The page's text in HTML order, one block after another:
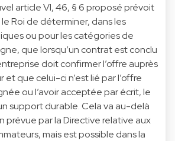
article VI, 46, § 6 proposé prévoit
Roi de déterminer, dans les
ou pour les catégories de
que lorsqu’un contrat est conclu
doit confirmer l’offre auprès
que celui-ci n’est lié par l’offre
ou l’avoir acceptée par écrit, le
support durable. Cela va au-delà
prévue par la Directive relative aux
mais est possible dans la